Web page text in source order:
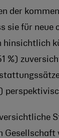
der
sie für neue
hinsichtlich
%)
Gesellschaft